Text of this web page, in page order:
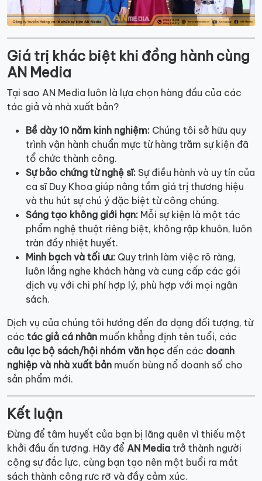
Giá trị khác biệt khi đồng hành cùng
AN Media
Tại sao AN Media luôn là lựa chọn hàng đầu của các
tác giả và nhà xuất bản?
Bề dày 10 năm kinh nghiệm: Chúng tôi sở hữu quy
trình vận hành chuẩn mực từ hàng trăm sự kiện đã
tổ chức thành công.
Sự bảo chứng từ nghệ sĩ: Sự điều hành và uy tín của
ca sĩ Duy Khoa giúp nâng tầm giá trị thương hiệu
và thu hút sự chú ý đặc biệt từ công chúng.
Sáng tạo không giới hạn: Mỗi sự kiện là một tác
phẩm nghệ thuật riêng biệt, không rập khuôn, luôn
tràn đầy nhiệt huyết.
Minh bạch và tối ưu: Quy trình làm việc rõ ràng,
luôn lắng nghe khách hàng và cung cấp các gói
dịch vụ với chi phí hợp lý, phù hợp với mọi ngân
sách.
Dịch vụ của chúng tôi hướng đến đa dạng đối tượng, từ
các tác giả cá nhân muốn khẳng định tên tuổi, các
câu lạc bộ sách/hội nhóm văn học đến các doanh
nghiệp và nhà xuất bản muốn bùng nổ doanh số cho
sản phẩm mới.
Kết luận
Đừng để tâm huyết của bạn bị lãng quên vì thiếu một
khởi đầu ấn tượng. Hãy để AN Media trở thành người
cộng sự đắc lực, cùng bạn tạo nên một buổi ra mắt
sách thành công rực rỡ và đầy cảm xúc.